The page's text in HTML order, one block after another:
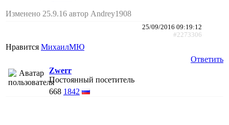
Изменено 25.9.16 автор Andrey1908
25/09/2016 09:19:12
#2273306
Нравится МихаилМЮ
Ответить
Zwerr
Постоянный посетитель
668 1842